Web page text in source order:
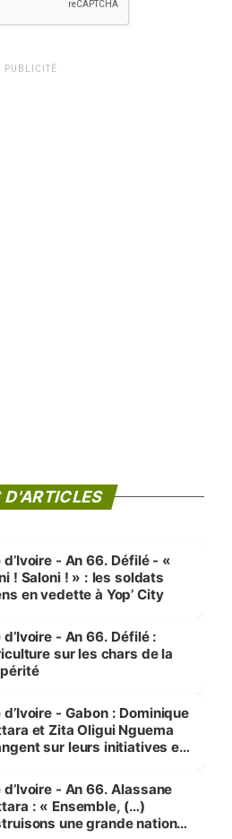
PUBLICITÉ
D'ARTICLES
d’Ivoire - An 66. Défilé - «
! Saloni ! » : les soldats
en vedette à Yop’ City
d’Ivoire - An 66. Défilé :
sur les chars de la
d’Ivoire - Gabon : Dominique
et Zita Oligui Nguema
sur leurs initiatives en
d’Ivoire - An 66. Alassane
: « Ensemble, (…)
une grande nation